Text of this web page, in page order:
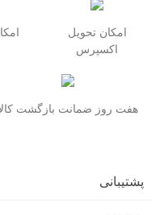
امکان تحویل
اکسپرس
هفت روز ضمانت بازگشت
پشتیبانی